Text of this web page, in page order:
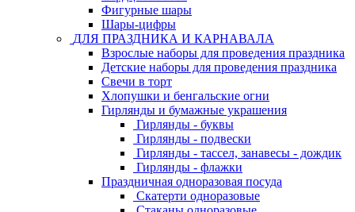
Фигурные шары
Шары-цифры
ДЛЯ ПРАЗДНИКА И КАРНАВАЛА
Взрослые наборы для проведения праздника
Детские наборы для проведения праздника
Свечи в торт
Хлопушки и бенгальские огни
Гирлянды и бумажные украшения
Гирлянды - буквы
Гирлянды - подвески
Гирлянды - тассел, занавесы - дождик
Гирлянды - флажки
Праздничная одноразовая посуда
Скатерти одноразовые